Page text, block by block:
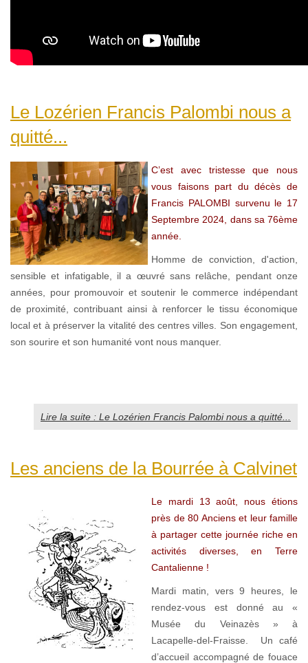
Le Lozérien Francis Palombi nous a
quitté...
C’est avec tristesse que nous
vous faisons part du décès de
Francis PALOMBI survenu le 17
Septembre 2024, dans sa 76ème
année.
Homme de conviction, d'action,
sensible et infatigable, il a œuvré sans relâche, pendant onze
années, pour promouvoir et soutenir le commerce indépendant
de proximité, contribuant ainsi à renforcer le tissu économique
local et à préserver la vitalité des centres villes. Son engagement,
son sourire et son humanité vont nous manquer.
Lire la suite : Le Lozérien Francis Palombi nous a quitté...
Les anciens de la Bourrée à Calvinet
Le mardi 13 août, nous étions
près de 80 Anciens et leur famille
à partager cette journée riche en
activités diverses, en Terre
Cantalienne !
Mardi matin, vers 9 heures, le
rendez-vous est donné au «
Musée du Veinazès » à
Lacapelle-del-Fraisse. Un café
d’accueil accompagné de fouace